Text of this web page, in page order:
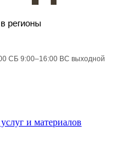
регионы
СБ 9:00–16:00 ВС выходной
и материалов